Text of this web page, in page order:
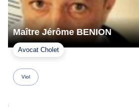
Maître Jérôme BENION
Avocat Cholet
Viol